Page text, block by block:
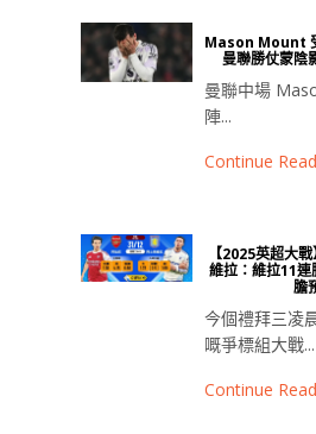
Mason Mount
曼聯勝仗蒙陰
曼聯中場
陣...
Continue
【2025英超大
維拉：維拉11
膽
今個禮拜三凌
嘅爭標組大戰...
Continue